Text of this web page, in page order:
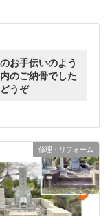
お手伝いのよう
のご納骨でした
うぞ
修理・リフォーム